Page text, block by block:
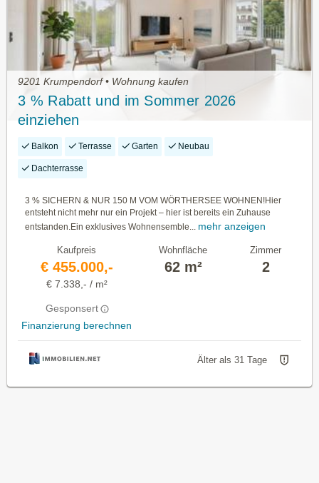
9201 Krumpendorf • Wohnung kaufen
3 % Rabatt und im Sommer 2026
einziehen
Balkon Terrasse Garten Neubau
Dachterrasse
3 % SICHERN & NUR 150 M VOM WÖRTHERSEE WOHNEN!Hier
entsteht nicht mehr nur ein Projekt – hier ist bereits ein Zuhause
entstanden.Ein exklusives Wohnensemble... mehr anzeigen
Kaufpreis
€ 455.000,-
€ 7.338,- / m²
Gesponsert
Finanzierung berechnen
Wohnfläche
62 m²
Zimmer
2
Älter als 31 Tage